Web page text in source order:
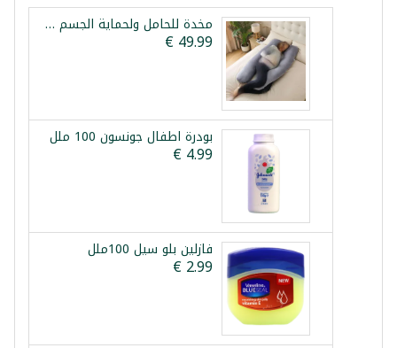
مخدة للحامل ولحماية الجسم اثناء النوم 140سم 70 سم
بودرة اطفال جونسون 100 ملل
فازلين بلو سيل 100ملل